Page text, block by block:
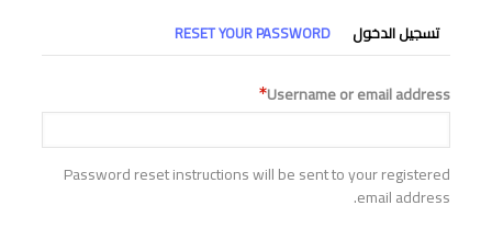
التبويبات
الأساسية
تسجيل الدخول RESET YOUR PASSWORD
Username or email address
Password reset instructions will be sent to your registered
email address.